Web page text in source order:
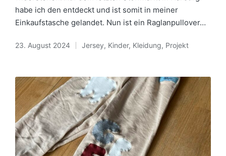
habe ich den entdeckt und ist somit in meiner
Einkaufstasche gelandet. Nun ist ein Raglanpullover…
23. August 2024
Posted
Jersey, Kinder, Kleidung, Projekt